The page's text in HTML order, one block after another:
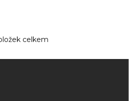
Ovládací prvky výpisu
celkem